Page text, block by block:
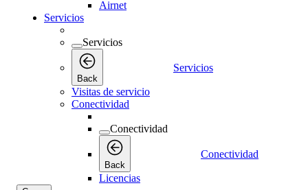
Airnet
Servicios
Servicios
Back
Servicios
Visitas de servicio
Conectividad
Conectividad
Back
Conectividad
Licencias